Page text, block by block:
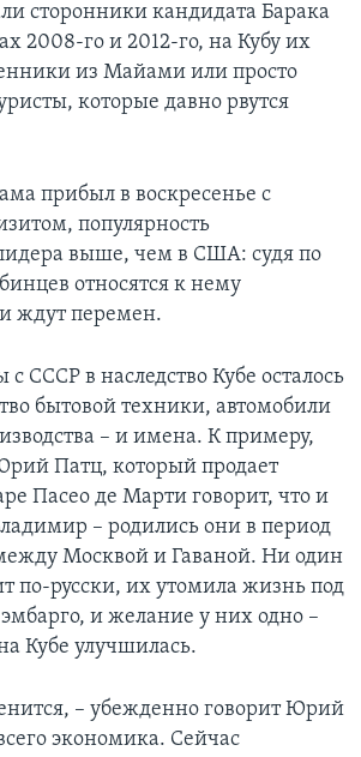
сторонники кандидата Барака
2008-го и 2012-го, на Кубу их
из Майами или просто
которые давно рвутся
прибыл в воскресенье с
популярность
выше, чем в США: судя по
относятся к нему
ждут перемен.
СССР в наследство Кубе осталось
бытовой техники, автомобили
– и имена. К примеру,
Патц, который продает
Пасео де Марти говорит, что и
– родились они в период
Москвой и Гаваной. Ни один
по-русски, их утомила жизнь под
и желание у них одно –
Кубе улучшилась.
– убежденно говорит Юрий
экономика. Сейчас